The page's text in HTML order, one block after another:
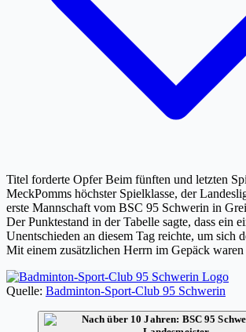
Titel forderte Opfer Beim fünften und letzten
MeckPomms höchster Spielklasse, der
erste Mannschaft vom BSC 95 Schwerin in
Der Punktestand in der Tabelle sagte, dass ein
Unentschieden an diesem Tag reichte, um sich
Mit einem zusätzlichen Herrn im Gepäck
Quelle: Badminton-Sport-Club 95 Schwerin